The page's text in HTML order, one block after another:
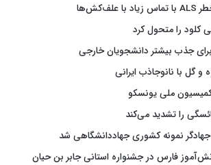
کلود را متحول کرد
جذب بیشتر دانشجویان خارجی
و گل با نانوجاذب ایرانی
ملی یونسکو
نمونه کشوری جهاددانشگاهی شد